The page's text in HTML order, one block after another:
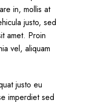
in, mollis at
justo, sed
amet. Proin
vel, aliquam
justo eu
imperdiet sed